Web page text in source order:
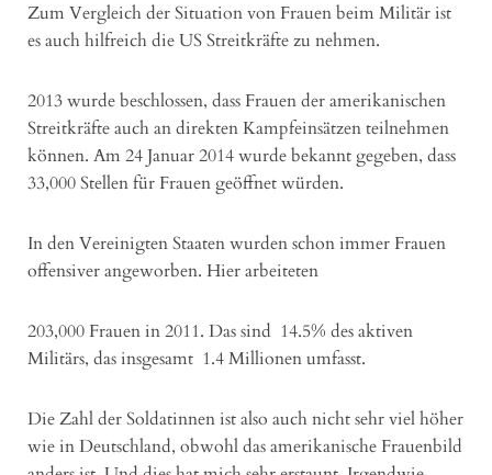
Zum Vergleich der Situation von Frauen beim Militär ist
es auch hilfreich die US Streitkräfte zu nehmen.
2013 wurde beschlossen, dass Frauen der amerikanischen
Streitkräfte auch an direkten Kampfeinsätzen teilnehmen
können. Am 24 Januar 2014 wurde bekannt gegeben, dass
33,000 Stellen für Frauen geöffnet würden.
In den Vereinigten Staaten wurden schon immer Frauen
offensiver angeworben. Hier arbeiteten
203,000 Frauen in 2011. Das sind 14.5% des aktiven
Militärs, das insgesamt 1.4 Millionen umfasst.
Die Zahl der Soldatinnen ist also auch nicht sehr viel höher
wie in Deutschland, obwohl das amerikanische Frauenbild